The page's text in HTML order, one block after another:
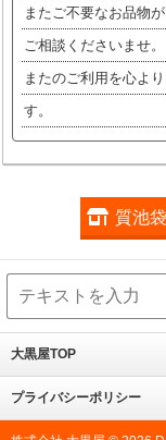
またご不要なお品物
ご相談くださいませ。
またのご利用を心よ
す。
質池
大黒屋TOP
プライバシーポリシー